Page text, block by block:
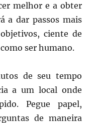
melhor e a obter
a dar passos mais
ciente de
ser humano.
de seu tempo
a um local onde
Pegue papel,
de maneira